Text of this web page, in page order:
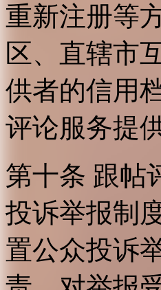
重新注册等
区、直辖市
供者的信用
评论服务提
第十条 跟帖
投诉举报制
置公众投诉